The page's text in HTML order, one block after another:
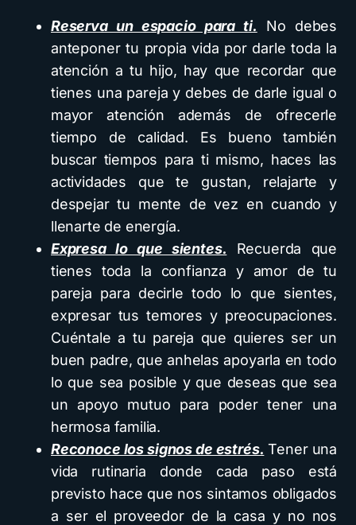
Reserva un espacio para ti. No debes
anteponer tu propia vida por darle toda la
atención a tu hijo, hay que recordar que
tienes una pareja y debes de darle igual o
mayor atención además de ofrecerle
tiempo de calidad. Es bueno también
buscar tiempos para ti mismo, haces las
actividades que te gustan, relajarte y
despejar tu mente de vez en cuando y
llenarte de energía.
Expresa lo que sientes. Recuerda que
tienes toda la confianza y amor de tu
pareja para decirle todo lo que sientes,
expresar tus temores y preocupaciones.
Cuéntale a tu pareja que quieres ser un
buen padre, que anhelas apoyarla en todo
lo que sea posible y que deseas que sea
un apoyo mutuo para poder tener una
hermosa familia.
Reconoce los signos de estrés. Tener una
vida rutinaria donde cada paso está
previsto hace que nos sintamos obligados
a ser el proveedor de la casa y no nos